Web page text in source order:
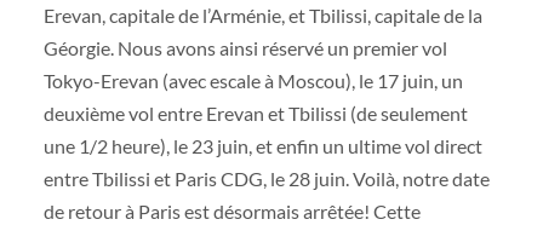
Erevan, capitale de l’Arménie, et Tbilissi, capitale de la
Géorgie. Nous avons ainsi réservé un premier vol
Tokyo-Erevan (avec escale à Moscou), le 17 juin, un
deuxième vol entre Erevan et Tbilissi (de seulement
une 1/2 heure), le 23 juin, et enfin un ultime vol direct
entre Tbilissi et Paris CDG, le 28 juin. Voilà, notre date
de retour à Paris est désormais arrêtée! Cette